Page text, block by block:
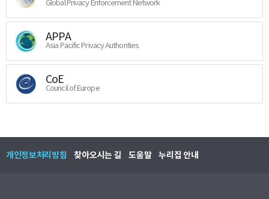
Global Privacy Enforcement Network
APPA
Asia Pacific Privacy Authorities
CoE
Council of Europe
개인정보처리방침 찾아오시는 길 도움말 누리집 안내